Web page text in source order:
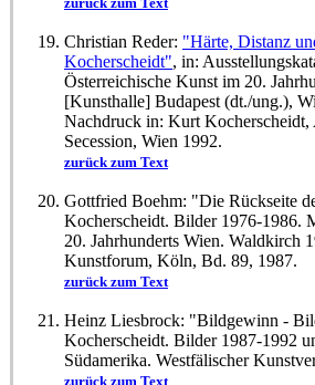
Christian Reder: "Härte, Distanz
Kocherscheidt", in:
Österreichische Kunst im 20.
[Kunsthalle] Budapest (dt./ung.),
Nachdruck in: Kurt Kocherscheidt,
Secession, Wien 1992.
zurück zum Text
Gottfried Boehm: "Die Rückseite
Kocherscheidt. Bilder 1976-1986.
20. Jahrhunderts Wien. Waldkirch
Kunstforum, Köln, Bd. 89, 1987.
zurück zum Text
Heinz Liesbrock: "Bildgewinn -
Kocherscheidt. Bilder 1987-1992
Südamerika. Westfälischer
zurück zum Text